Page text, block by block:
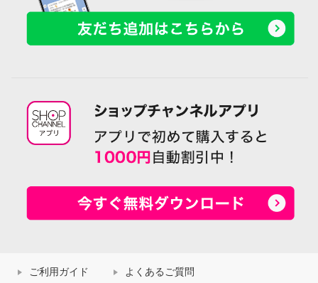
ご利用ガイド よくあるご質問